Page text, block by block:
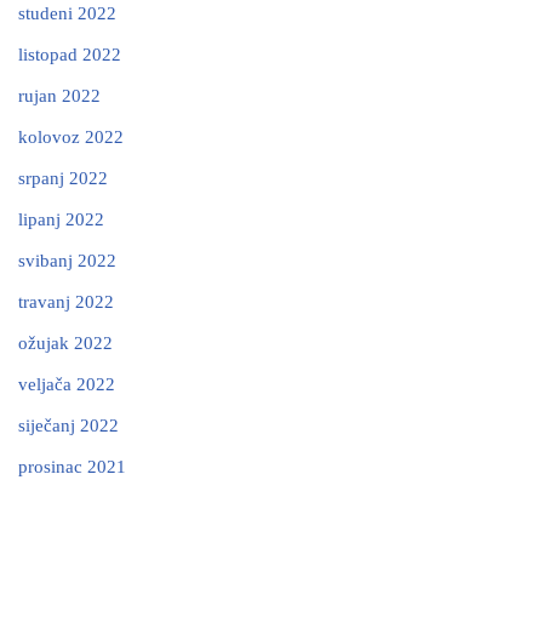
studeni 2022
listopad 2022
rujan 2022
kolovoz 2022
srpanj 2022
lipanj 2022
svibanj 2022
travanj 2022
ožujak 2022
veljača 2022
siječanj 2022
prosinac 2021